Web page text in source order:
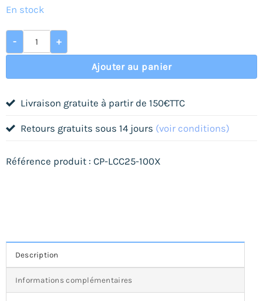
En stock
-
quantité de Cléo'Note 100 gr colle repositionnable liquide
+
Ajouter au panier
Livraison gratuite à partir de 150€TTC
Retours gratuits sous 14 jours (voir conditions)
Référence produit : CP-LCC25-100X
Description
Informations complémentaires